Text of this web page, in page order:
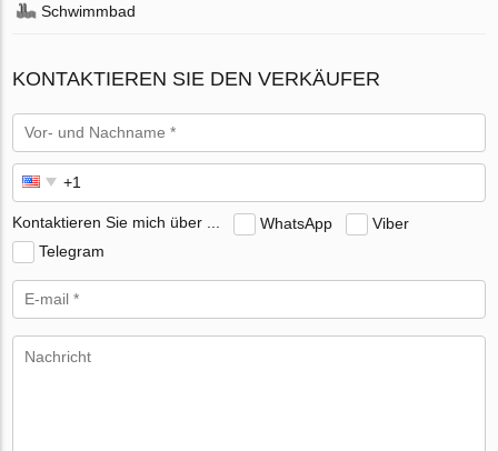
Schwimmbad
KONTAKTIEREN SIE DEN VERKÄUFER
Kontaktieren Sie mich über ... WhatsApp
Viber
Telegram